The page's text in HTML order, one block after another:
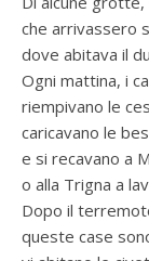
che arrivassero
dove abitava il
Ogni mattina, i
riempivano le
caricavano le
e si recavano a
o alla Trigna a
Dopo il
queste case